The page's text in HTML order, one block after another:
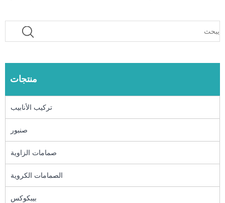
منتجات
تركيب الأنابيب
صنبور
صمامات الزاوية
الصمامات الكروية
بيبكوكس